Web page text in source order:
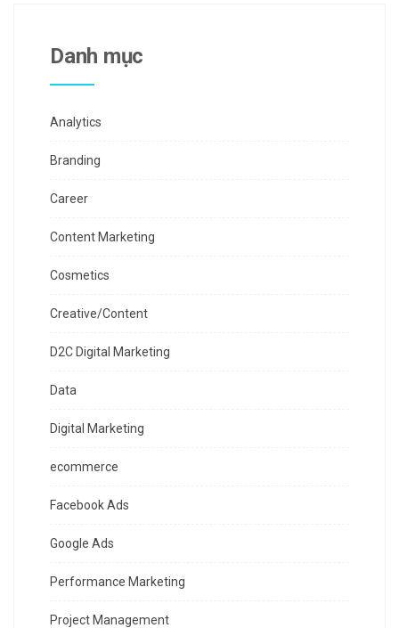
Danh mục
Analytics
Branding
Career
Content Marketing
Cosmetics
Creative/Content
D2C Digital Marketing
Data
Digital Marketing
ecommerce
Facebook Ads
Google Ads
Performance Marketing
Project Management